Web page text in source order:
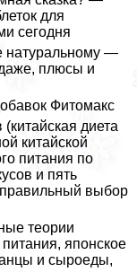
для
сегодня
натуральному —
плюсы и
Фитомакс
диета
китайской
питания по
и пять
правильный выбор
теории
японское
и сыроеды,